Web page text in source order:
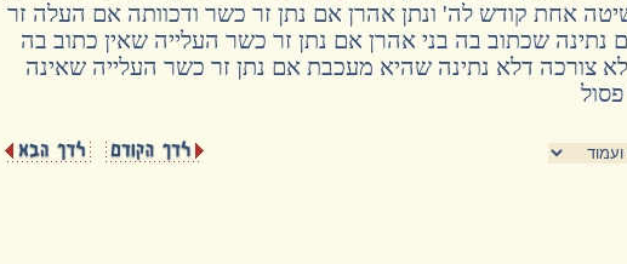
אחת קודש לה' ונתן אהרן אם נתן זר כשר ודכוותה אם העלה זר
נתינה שכתוב בה בני אהרן אם נתן זר כשר העלייה שאין כתוב בה
צורכה דלא נתינה שהיא מעכבת אם נתן זר כשר העלייה שאינה